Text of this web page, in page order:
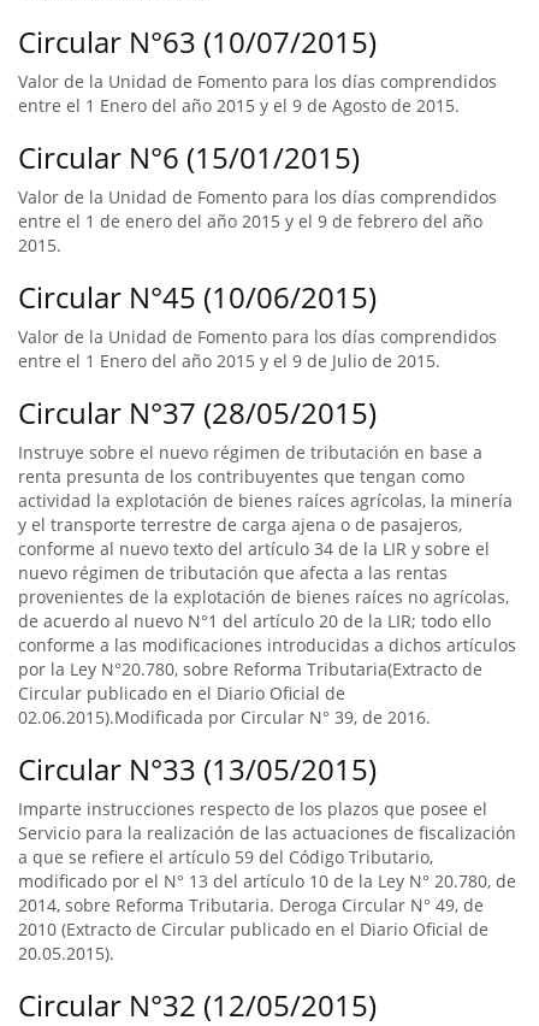
Circular N°63 (10/07/2015)
Valor de la Unidad de Fomento para los días comprendidos
entre el 1 Enero del año 2015 y el 9 de Agosto de 2015.
Circular N°6 (15/01/2015)
Valor de la Unidad de Fomento para los días comprendidos
entre el 1 de enero del año 2015 y el 9 de febrero del año
2015.
Circular N°45 (10/06/2015)
Valor de la Unidad de Fomento para los días comprendidos
entre el 1 Enero del año 2015 y el 9 de Julio de 2015.
Circular N°37 (28/05/2015)
Instruye sobre el nuevo régimen de tributación en base a
renta presunta de los contribuyentes que tengan como
actividad la explotación de bienes raíces agrícolas, la minería
y el transporte terrestre de carga ajena o de pasajeros,
conforme al nuevo texto del artículo 34 de la LIR y sobre el
nuevo régimen de tributación que afecta a las rentas
provenientes de la explotación de bienes raíces no agrícolas,
de acuerdo al nuevo N°1 del artículo 20 de la LIR; todo ello
conforme a las modificaciones introducidas a dichos artículos
por la Ley N°20.780, sobre Reforma Tributaria(Extracto de
Circular publicado en el Diario Oficial de
02.06.2015).Modificada por Circular N° 39, de 2016.
Circular N°33 (13/05/2015)
Imparte instrucciones respecto de los plazos que posee el
Servicio para la realización de las actuaciones de fiscalización
a que se refiere el artículo 59 del Código Tributario,
modificado por el N° 13 del artículo 10 de la Ley N° 20.780, de
2014, sobre Reforma Tributaria. Deroga Circular N° 49, de
2010 (Extracto de Circular publicado en el Diario Oficial de
20.05.2015).
Circular N°32 (12/05/2015)